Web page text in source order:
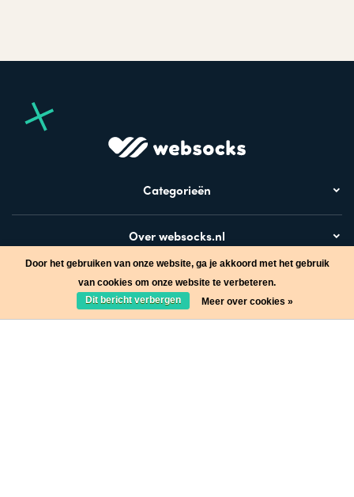
Categorieën
Over websocks.nl
Bezoek ook
Door het gebruiken van onze website, ga je akkoord met het gebruik
van cookies om onze website te verbeteren.
Dit bericht verbergen
Meer over cookies »